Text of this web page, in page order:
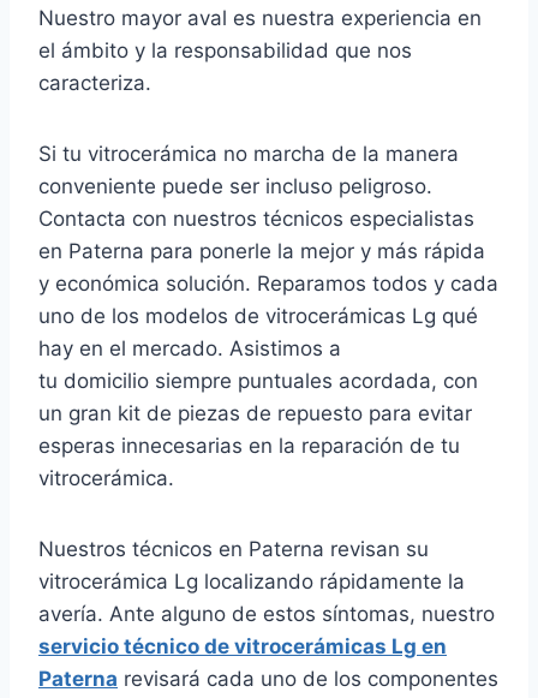
Nuestro mayor aval es nuestra experiencia en
el ámbito y la responsabilidad que nos
caracteriza.
Si tu vitrocerámica no marcha de la manera
conveniente puede ser incluso peligroso.
Contacta con nuestros técnicos especialistas
en Paterna para ponerle la mejor y más rápida
y económica solución. Reparamos todos y cada
uno de los modelos de vitrocerámicas Lg qué
hay en el mercado. Asistimos a
tu domicilio siempre puntuales acordada, con
un gran kit de piezas de repuesto para evitar
esperas innecesarias en la reparación de tu
vitrocerámica.
Nuestros técnicos en Paterna revisan su
vitrocerámica Lg localizando rápidamente la
avería. Ante alguno de estos síntomas, nuestro
servicio técnico de vitrocerámicas Lg en
Paterna revisará cada uno de los componentes